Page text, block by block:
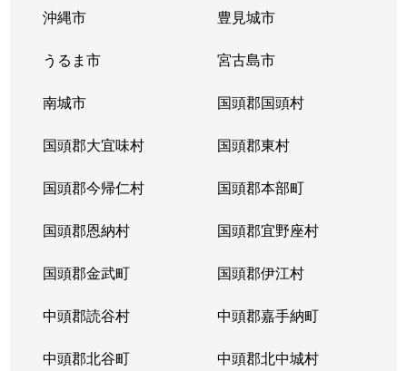
沖縄市 豊見城市
うるま市 宮古島市
南城市 国頭郡国頭村
国頭郡大宜味村 国頭郡東村
国頭郡今帰仁村 国頭郡本部町
国頭郡恩納村 国頭郡宜野座村
国頭郡金武町 国頭郡伊江村
中頭郡読谷村 中頭郡嘉手納町
中頭郡北谷町 中頭郡北中城村